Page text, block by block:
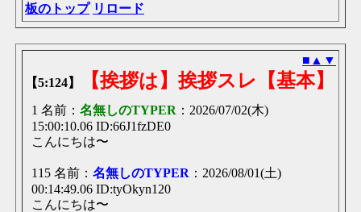
板のトップ リロード
■ ▲ ▼
【5:124】
【挨拶は】挨拶スレ【基本】
1 名前： 名無しのTYPER ：2026/07/02(木)
15:00:10.06 ID:66J1fzDE0
こんにちは〜
115 名前： 名無しのTYPER ：2026/08/01(土)
00:14:49.06 ID:tyOkyn120
こんにちは〜